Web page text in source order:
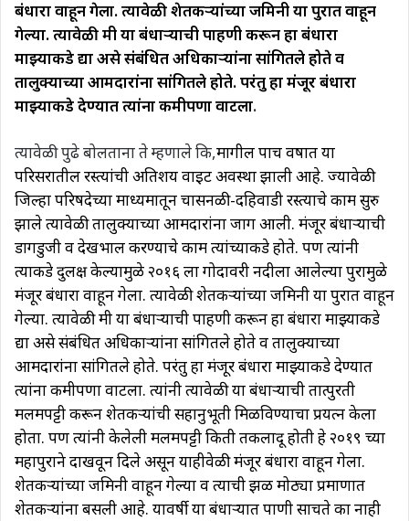
बंधारा वाहून गेला. त्यावेळी शेतकऱ्यांच्या जमिनी या पुरात वाहून
गेल्या. त्यावेळी मी या बंधार्‍याची पाहणी करून हा बंधारा
माझ्याकडे द्या असे संबंधित अधिकाऱ्यांना सांगितले होते व
तालुक्याच्या आमदारांना सांगितले होते. परंतु हा मंजूर बंधारा
माझ्याकडे देण्यात त्यांना कमीपणा वाटला.
त्यावेळी पुढे बोलताना ते म्हणाले कि,मागील पाच वर्षात या
परिसरातील रस्त्यांची अतिशय वाईट अवस्था झाली आहे. ज्यावेळी
जिल्हा परिषदेच्या माध्यमातून चासनळी-दहिवाडी रस्त्याचे काम सुरु
झाले त्यावेळी तालुक्याच्या आमदारांना जाग आली. मंजूर बंधार्‍याची
डागडुजी व देखभाल करण्याचे काम त्यांच्याकडे होते. पण त्यांनी
त्याकडे दुर्लक्ष केल्यामुळे २०१६ ला गोदावरी नदीला आलेल्या पुरामुळे
मंजूर बंधारा वाहून गेला. त्यावेळी शेतकऱ्यांच्या जमिनी या पुरात वाहून
गेल्या. त्यावेळी मी या बंधार्‍याची पाहणी करून हा बंधारा माझ्याकडे
द्या असे संबंधित अधिकाऱ्यांना सांगितले होते व तालुक्याच्या
आमदारांना सांगितले होते. परंतु हा मंजूर बंधारा माझ्याकडे देण्यात
त्यांना कमीपणा वाटला. त्यांनी त्यावेळी या बंधार्‍याची तात्पुरती
मलमपट्टी करून शेतकऱ्यांची सहानुभूती मिळविण्याचा प्रयत्न केला
होता. पण त्यांनी केलेली मलमपट्टी किती तकलादू होती हे २०१९ च्या
महापुराने दाखवून दिले असून याहीवेळी मंजूर बंधारा वाहून गेला.
शेतकऱ्यांच्या जमिनी वाहून गेल्या व त्याची झळ मोठ्या प्रमाणात
शेतकऱ्यांना बसली आहे. यावर्षी या बंधाऱ्यात पाणी साचते का नाही